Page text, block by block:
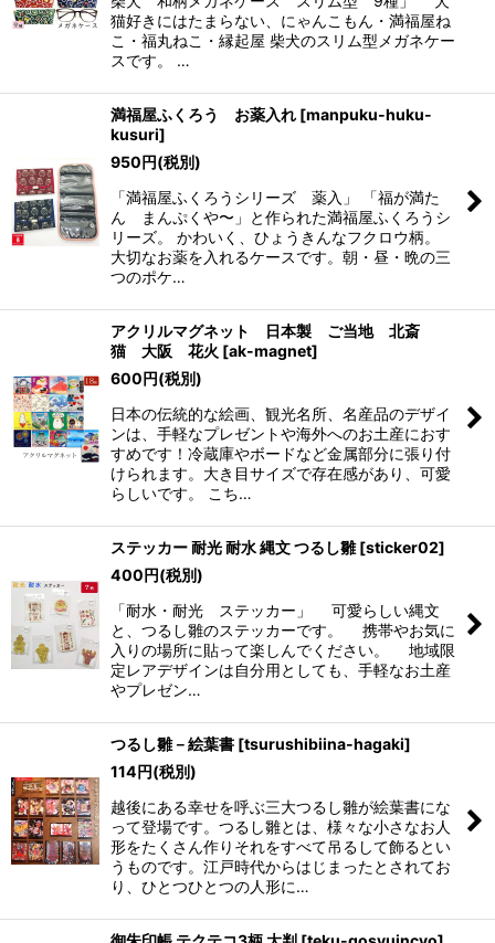
猫好きにはたまらない、にゃんこもん・満福屋ね
こ・福丸ねこ・縁起屋 柴犬のスリム型メガネケー
スです。 …
満福屋ふくろう お薬入れ [manpuku-huku-
kusuri]
950円(税別)
「満福屋ふくろうシリーズ 薬入」 「福が満た
ん まんぷくや〜」と作られた満福屋ふくろうシ
リーズ。 かわいく、ひょうきんなフクロウ柄。
大切なお薬を入れるケースです。朝・昼・晩の三
つのポケ…
アクリルマグネット 日本製 ご当地 北斎
猫 大阪 花火 [ak-magnet]
600円(税別)
日本の伝統的な絵画、観光名所、名産品のデザイ
ンは、手軽なプレゼントや海外へのお土産におす
すめです！冷蔵庫やボードなど金属部分に張り付
けられます。大き目サイズで存在感があり、可愛
らしいです。 こち…
ステッカー 耐光 耐水 縄文 つるし雛 [sticker02]
400円(税別)
「耐水・耐光 ステッカー」 可愛らしい縄文
と、つるし雛のステッカーです。 携帯やお気に
入りの場所に貼って楽しんでください。 地域限
定レアデザインは自分用としても、手軽なお土産
やプレゼン…
つるし雛－絵葉書 [tsurushibiina-hagaki]
114円(税別)
越後にある幸せを呼ぶ三大つるし雛が絵葉書にな
って登場です。つるし雛とは、様々な小さなお人
形をたくさん作りそれをすべて吊るして飾るとい
うものです。江戸時代からはじまったとされてお
り、ひとつひとつの人形に…